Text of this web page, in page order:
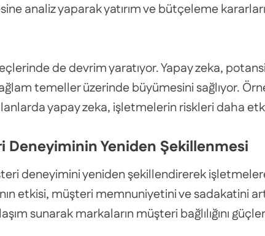
analiz yaparak yatırım ve bütçeleme
de devrim yaratıyor. Yapay zeka,
temeller üzerinde büyümesini sağlıyor.
yapay zeka, işletmelerin riskleri daha
Deneyiminin Yeniden Şekillenmesi
deneyimini yeniden şekillendirerek
etkisi, müşteri memnuniyetini ve sadakatini
sunarak markaların müşteri bağlılığını